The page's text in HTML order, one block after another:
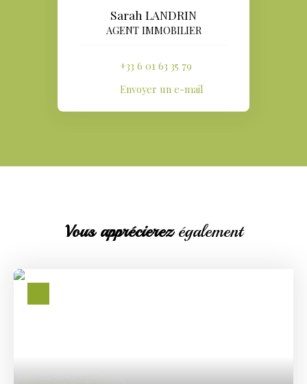
Sarah LANDRIN
AGENT IMMOBILIER
+33 6 01 63 35 79
Envoyer un e-mail
Vous apprécierezégalement